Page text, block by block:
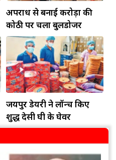
अपराध से बनाई करोड़ों की
कोठी पर चला बुलडोजर
जयपुर डेयरी ने लॉन्च किए
शुद्ध देसी घी के घेवर